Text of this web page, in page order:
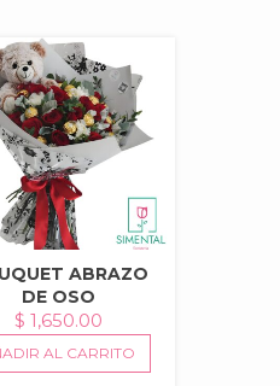
ABRAZO
DE OSO
$ 1,650.00
AL CARRITO